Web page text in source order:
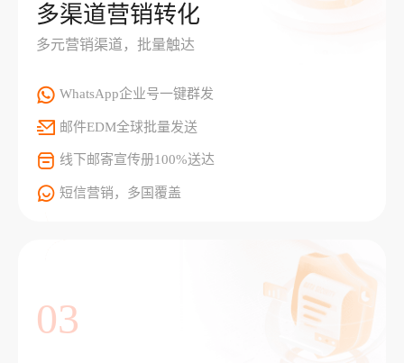
多渠道营销转化
多元营销渠道，批量触达
WhatsApp企业号一键群发
邮件EDM全球批量发送
线下邮寄宣传册100%送达
短信营销，多国覆盖
03